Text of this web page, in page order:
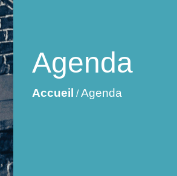
Agenda
Accueil /Agenda